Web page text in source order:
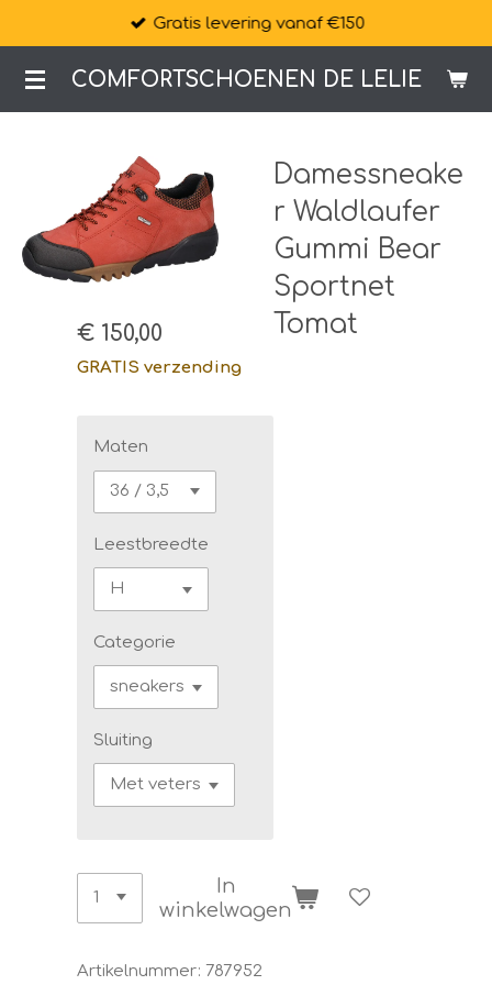
naar
de
COMFORTSCHOENEN DE LELIE
Gratis levering vanaf €150
Damessneake
r Waldlaufer
Gummi Bear
Sportnet
Tomat
€ 150,00
GRATIS verzending
Maten
Leestbreedte
Categorie
Sluiting
In
winkelwagen
Artikelnummer: 787952